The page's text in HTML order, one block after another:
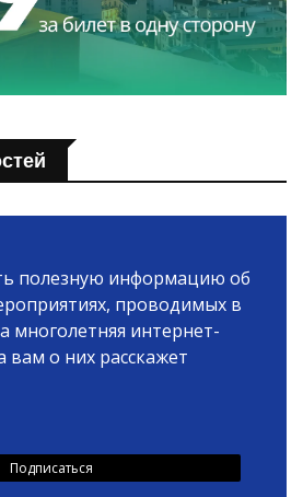
полезную информацию об
проводимых в
многолетняя интернет-
вам о них расскажет